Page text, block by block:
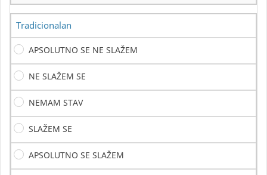
Tradicionalan
APSOLUTNO SE NE SLAŽEM
NE SLAŽEM SE
NEMAM STAV
SLAŽEM SE
APSOLUTNO SE SLAŽEM